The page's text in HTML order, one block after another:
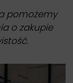
pomożemy
o zakupie